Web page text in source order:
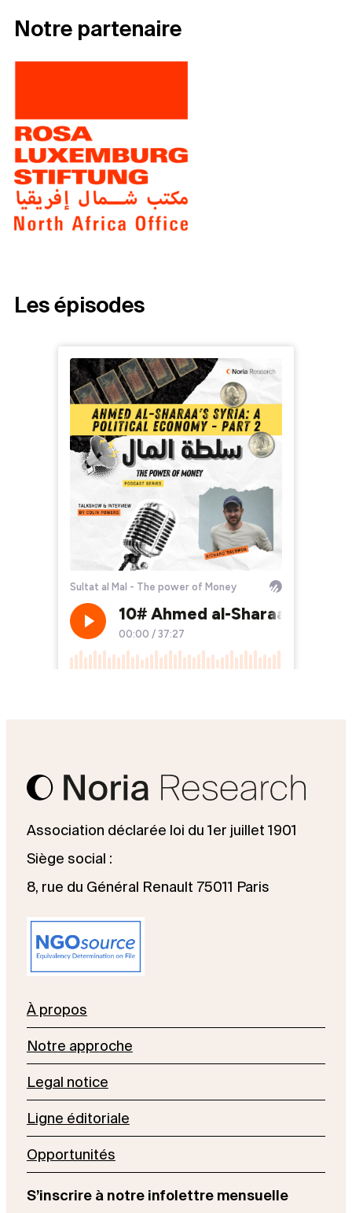
Notre partenaire
Les épisodes
Association déclarée loi du 1er juillet 1901
Siège social :
8, rue du Général Renault 75011 Paris
À propos
Notre approche
Legal notice
Ligne éditoriale
Opportunités
S’inscrire à notre infolettre mensuelle